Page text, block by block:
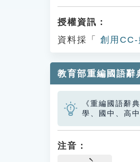
授權資訊：
資料採「
創用
教育部重編國語辭
《重編國語辭
學、國中、高
注音：